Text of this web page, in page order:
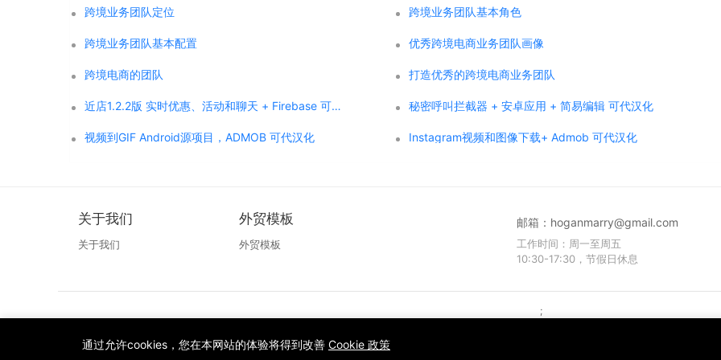
跨境业务团队定位 跨境业务团队基本角色
跨境业务团队基本配置 优秀跨境电商业务团队画像
跨境电商的团队 打造优秀的跨境电商业务团队
近店1.2.2版 实时优惠、活动和聊天 + Firebase 可代汉化 秘密呼叫拦截器 + 安卓应用 + 简易编辑 可代汉化
视频到GIF Android源项目，ADMOB 可代汉化 Instagram视频和图像下载+ Admob 可代汉化
关于我们
关于我们
外贸模板
外贸模板
邮箱： hoganmarry@gmail.com
工作时间：周一至周五
10:30-17:30，节假日休息
;
通过允许cookies，您在本网站的体验将得到改善 Cookie 政策